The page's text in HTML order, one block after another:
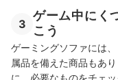
3
ゲーム中にく
こう
ゲーミングソファには
属品を備えた商品もあ
に、必要なものをチェッ